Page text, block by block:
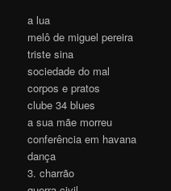
a lua
melô de miguel pereira
triste sina
sociedade do mal
corpos e pratos
clube 34 blues
a sua mãe morreu
conferência em havana
dança
3. charrão